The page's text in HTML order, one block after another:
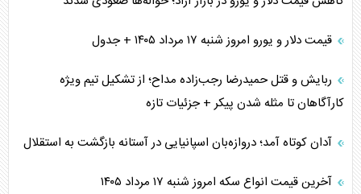
قیمت دلار و یورو امروز شنبه ۱۷ مرداد ۱۴۰۵ + جدول
ربایش و قتل حمیدرضا رجب‌زاده مداح؛ از تشکیل تیم ویژه
کارآگاهان تا مثله شدن پیکر + جزئیات تازه
آدان کوتاه آمد؛ دروازه‌بان اسپانیایی در آستانه بازگشت به استقلال
آخرین قیمت انواع سکه امروز شنبه ۱۷ مرداد ۱۴۰۵